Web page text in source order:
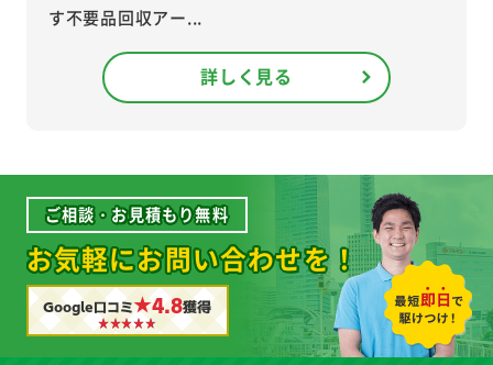
す不要品回収アー...
詳しく見る
ご相談・お見積もり無料
お気軽にお問い合わせを！
Google口コミ★4.8獲得